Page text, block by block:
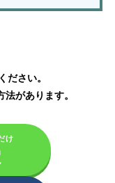
ださい。
があります。
け